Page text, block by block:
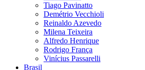
Tiago Pavinatto
Demétrio Vecchioli
Reinaldo Azevedo
Milena Teixeira
Alfredo Henrique
Rodrigo França
Vinícius Passarelli
Brasil